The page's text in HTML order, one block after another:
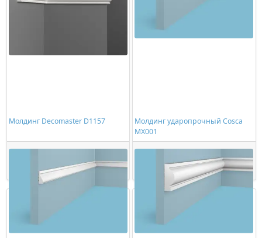
Молдинг Decomaster D1157
312,00 ₽/шт
Купить
Молдинг ударопрочный Cosca
MX001
246,00 ₽/шт
Купить